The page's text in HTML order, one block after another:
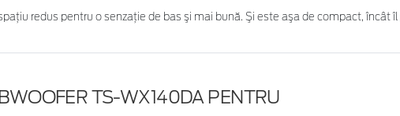
redus pentru o senzaţie de bas şi mai bună. Şi este aşa de compact, încât
TS-WX140DA PENTRU